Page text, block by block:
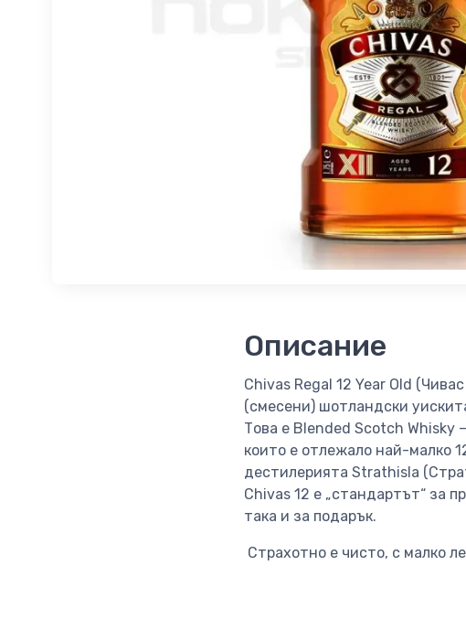
Описание
Chivas Regal 12 Year Old
(смесени) шотландски
Това е Blended Scotch Whisky
които е отлежало най-малко
дестилерията Strathisla
Chivas 12 е „стандартът“ за
така и за подарък.
Страхотно е чисто, с малко